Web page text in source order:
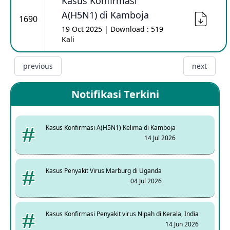
1690
A(H5N1) di Kamboja
19 Oct 2025 | Download : 519
Kali
previous next
Notifikasi Terkini
Kasus Konfirmasi A(H5N1) Kelima di Kamboja
14 Jul 2026
Kasus Penyakit Virus Marburg di Uganda
04 Jul 2026
Kasus Konfirmasi Penyakit virus Nipah di Kerala, India
14 Jun 2026